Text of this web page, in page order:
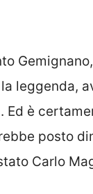
leggenda,
Ed è
posto
Carlo